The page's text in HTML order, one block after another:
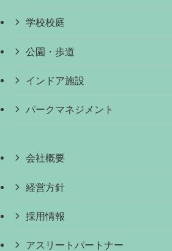
学校校庭
公園・歩道
インドア施設
パークマネジメント
会社概要
経営方針
採用情報
アスリートパートナー